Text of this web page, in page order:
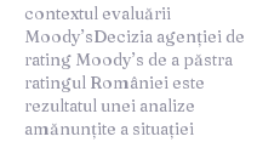
contextul evaluării
Moody’sDecizia agenției de
rating Moody’s de a păstra
ratingul României este
rezultatul unei analize
amănunțite a situației
anterioară deciziei,
România a fost supusă unor
provocări majore, inclusiv
efectele pandemiei COVID-
19 asupra economiei și
instabilitatea politică